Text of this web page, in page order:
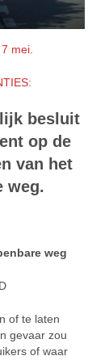
mei.
besluit
op de
van het
weg.
weg
of te laten
gevaar zou
of waar